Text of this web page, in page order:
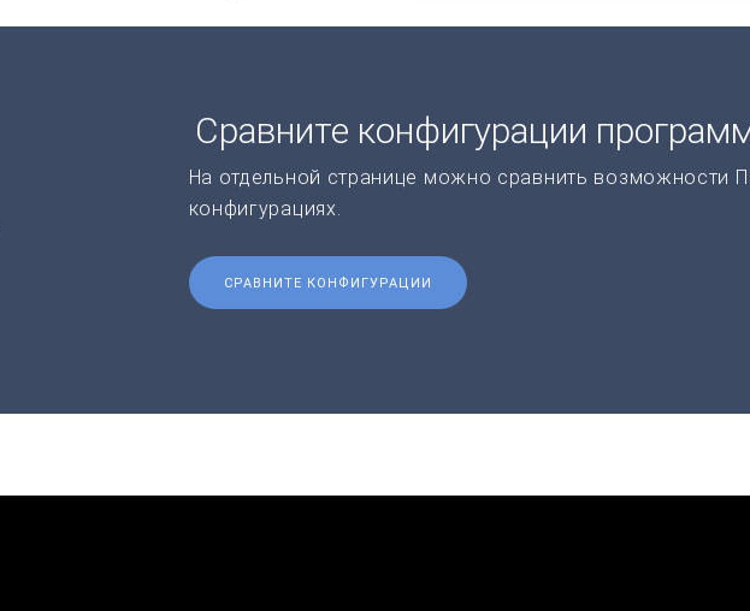
Сравните конфигурации
На отдельной странице можно сравнить возможности
конфигурациях.
СРАВНИТЕ КОНФИГУРАЦИИ